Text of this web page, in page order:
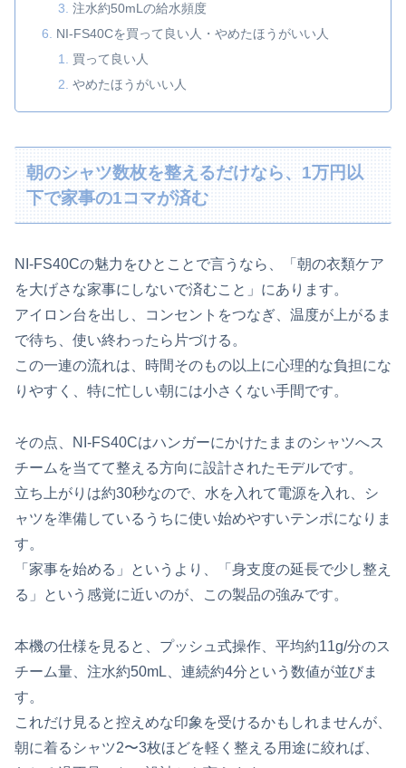
注水約50mLの給水頻度
NI-FS40Cを買って良い人・やめたほうがいい人
買って良い人
やめたほうがいい人
朝のシャツ数枚を整えるだけなら、1万円以
下で家事の1コマが済む
NI-FS40Cの魅力をひとことで言うなら、「朝の衣類ケア
を大げさな家事にしないで済むこと」にあります。
アイロン台を出し、コンセントをつなぎ、温度が上がるま
で待ち、使い終わったら片づける。
この一連の流れは、時間そのもの以上に心理的な負担にな
りやすく、特に忙しい朝には小さくない手間です。
その点、NI-FS40Cはハンガーにかけたままのシャツへス
チームを当てて整える方向に設計されたモデルです。
立ち上がりは約30秒なので、水を入れて電源を入れ、シ
ャツを準備しているうちに使い始めやすいテンポになりま
す。
「家事を始める」というより、「身支度の延長で少し整え
る」という感覚に近いのが、この製品の強みです。
本機の仕様を見ると、プッシュ式操作、平均約11g/分のス
チーム量、注水約50mL、連続約4分という数値が並びま
す。
これだけ見ると控えめな印象を受けるかもしれませんが、
朝に着るシャツ2〜3枚ほどを軽く整える用途に絞れば、